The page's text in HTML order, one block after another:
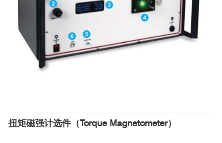
扭矩磁强计选件（Torque Magnetometer）
■ 热输运测量选件测试数据